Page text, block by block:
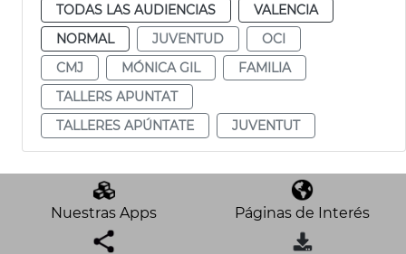
TODAS LAS AUDIENCIAS
VALENCIA
NORMAL
JUVENTUD
OCI
CMJ
MÓNICA GIL
FAMILIA
TALLERS APUNTAT
TALLERES APÚNTATE
JUVENTUT
Nuestras Apps Páginas de Interés